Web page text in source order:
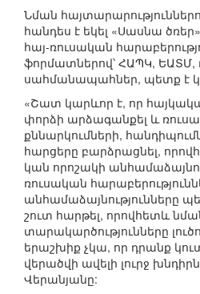
Նման
հանդես է եկել «Սասնա
հայ-ռուսական
ֆորմատներով՝ ՀԱՊԿ,
սահմանապահներ, պետք է
«Շատ կարևոր է, որ
փորձի արձագանքել և
քննարկումների,
հարցերը բարձրացնել,
կան որոշակի
ռուսական
անհամաձայնությունները
շուտ հարթել, որովհետև
տարակարծությունները
երաշխիք չկա, որ դրանք
վերածվի ավելի լուրջ
Վերանյանը: